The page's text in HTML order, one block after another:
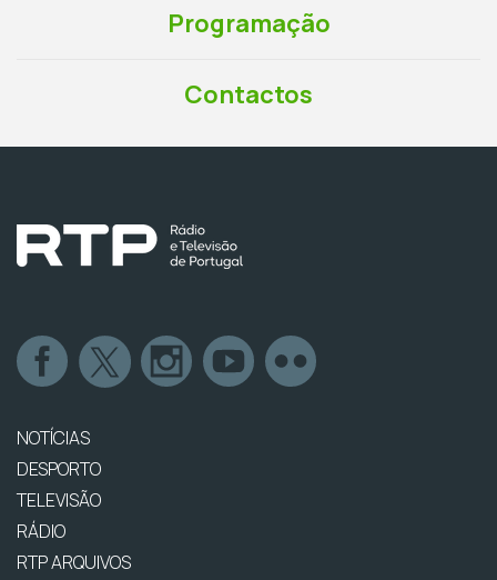
Programação
Contactos
NOTÍCIAS
DESPORTO
TELEVISÃO
RÁDIO
RTP ARQUIVOS